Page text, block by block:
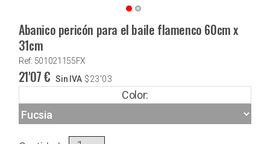
Abanico pericón para el baile flamenco 60cm x
31cm
Ref: 501021155FX
21'07€ Sin IVA $23'03
Color: